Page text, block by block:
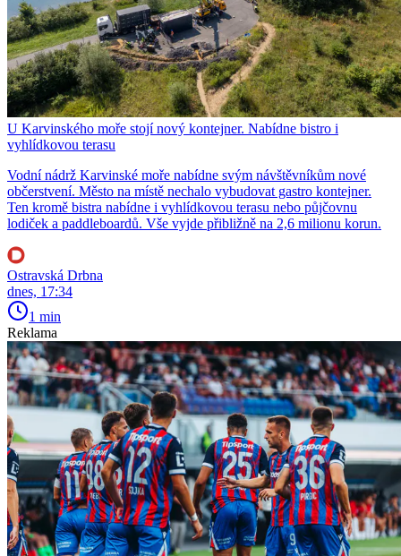
U Karvinského moře stojí nový kontejner. Nabídne bistro i
vyhlídkovou terasu
Vodní nádrž Karvinské moře nabídne svým návštěvníkům nové
občerstvení. Město na místě nechalo vybudovat gastro kontejner.
Ten kromě bistra nabídne i vyhlídkovou terasu nebo půjčovnu
lodiček a paddleboardů. Vše vyjde přibližně na 2,6 milionu korun.
Ostravská Drbna
dnes, 17:34
1 min
Reklama